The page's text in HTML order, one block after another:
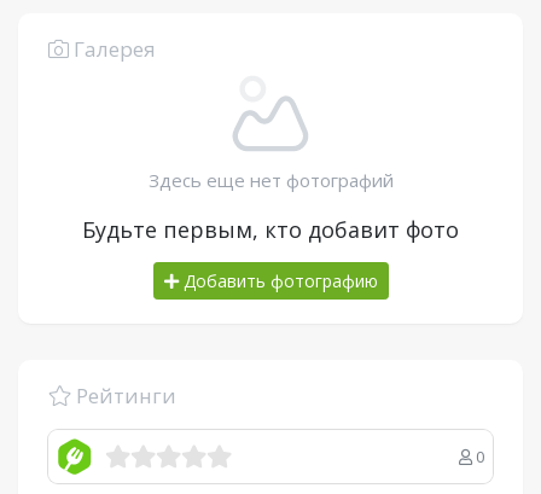
Галерея
Здесь еще нет фотографий
Будьте первым, кто добавит фото
Добавить фотографию
Рейтинги
0